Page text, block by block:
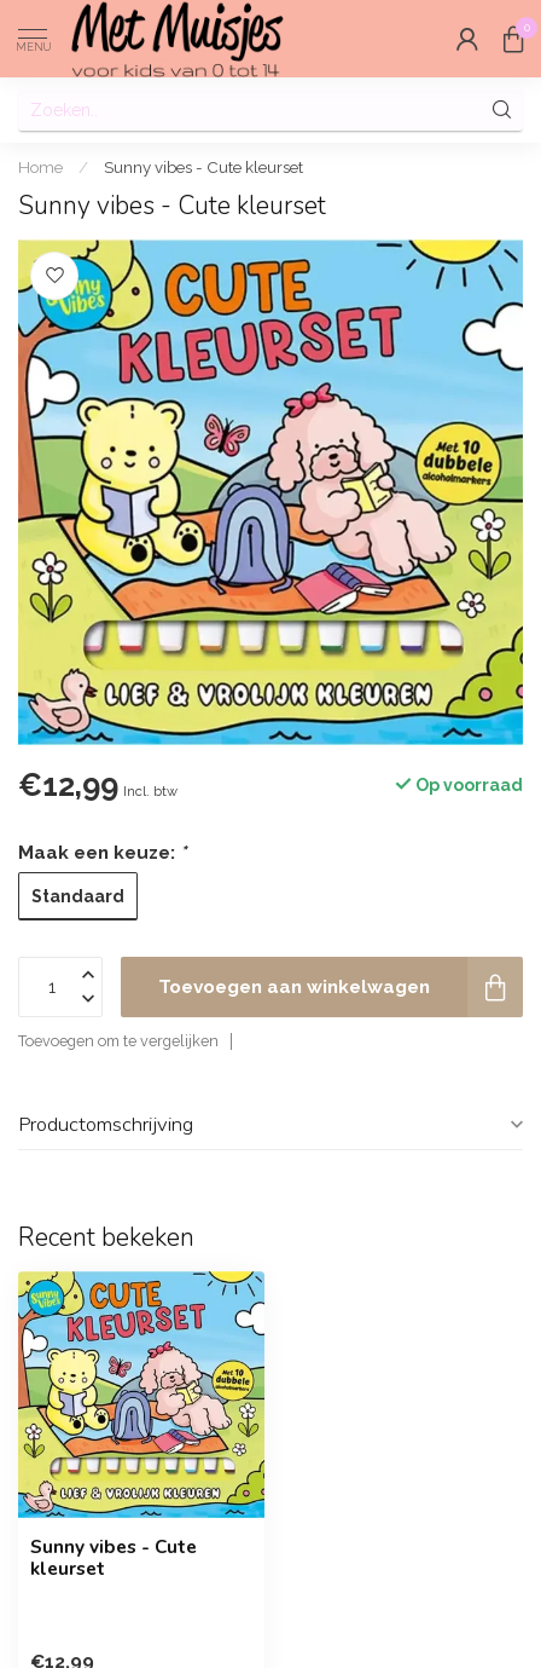
MENU
0
Home / Sunny vibes - Cute kleurset
Sunny vibes - Cute kleurset
€12,99 Incl. btw Op voorraad
Maak een keuze: *
Standaard
Toevoegen aan winkelwagen
Toevoegen om te vergelijken
Productomschrijving
Recent bekeken
Sunny vibes - Cute
kleurset
€12,99